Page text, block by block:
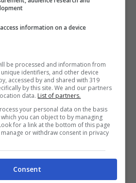
ha cantato in playback
viso” tanto da essere
gara canora.
in cuil’orchestraviene
parte: gli organizzatori
del tutto preferendo le
il1984
information on a device
be processed and information from
identifiers, and other device
accessed by and shared with 319
by this site. We and our partners
data. List of partners.
your personal data on the basis
you can object to by managing
for a link at the bottom of this page
or withdraw consent in privacy
Consent